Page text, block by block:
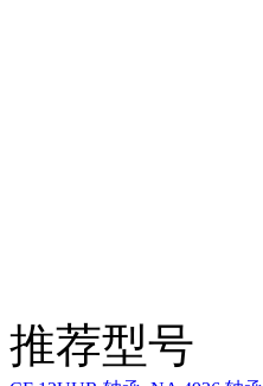
推荐型号